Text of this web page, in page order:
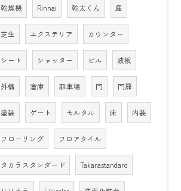
乾燥機 Rinnai 乾太くん 庭
芝生 エクステリア カウンター
シート シャッター ビル 波板
外構 倉庫 駐車場 門 門扉
塗装 ゲート モルタル 床 内装
フローリング フロアタイル
タカラスタンダード Takarastandard